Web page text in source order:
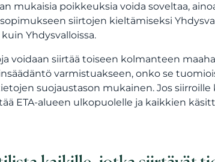
mukaisia poikkeuksia voida soveltaa,
siirtojen kieltämiseksi
Yhdysvalloissa.
voidaan siirtää toiseen kolmanteen
varmistuakseen, onko se
suojaustason mukainen. Jos
ETA-alueen ulkopuolelle ja kaikkien